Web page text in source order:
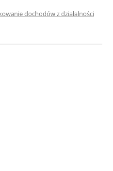
dochodów z działalności